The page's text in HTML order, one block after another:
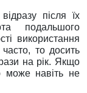
після їх
подальшого
використання
то досить
на рік. Якщо
може навіть не